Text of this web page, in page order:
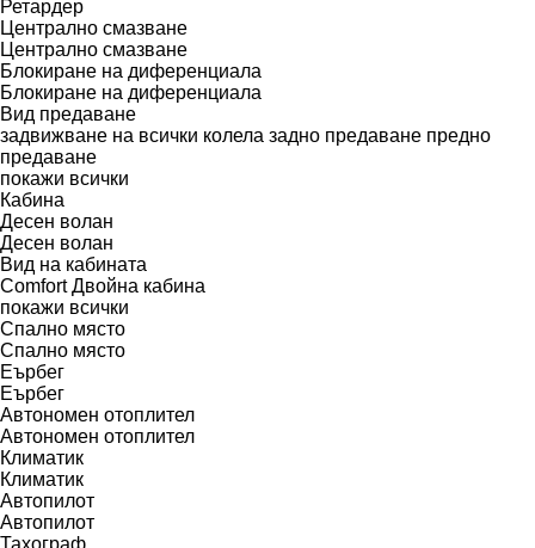
Ретардер
Централно смазване
Централно смазване
Блокиране на диференциала
Блокиране на диференциала
Вид предаване
задвижване на всички колела задно предаване предно
предаване
покажи всички
Кабина
Десен волан
Десен волан
Вид на кабината
Comfort Двойна кабина
покажи всички
Спално място
Спално място
Еърбег
Еърбег
Автономен отоплител
Автономен отоплител
Климатик
Климатик
Автопилот
Автопилот
Тахограф